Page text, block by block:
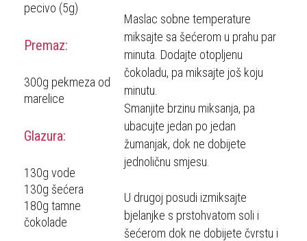
pecivo (5g)
Premaz:
300g pekmeza od
marelice
Glazura:
130g vode
130g šećera
180g tamne
čokolade
Maslac sobne temperature
miksajte sa šećerom u prahu par
minuta. Dodajte otopljenu
čokoladu, pa miksajte još koju
minutu.
Smanjite brzinu miksanja, pa
ubacujte jedan po jedan
žumanjak, dok ne dobijete
jednoličnu smjesu.
U drugoj posudi izmiksajte
bjelanjke s prstohvatom soli i
šećerom dok ne dobijete čvrstu i